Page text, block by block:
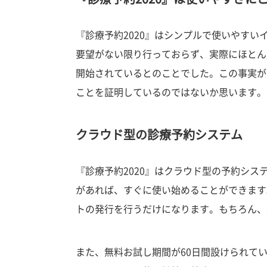
『診療予約2020』はシンプルで使いやす
要望がない限り行っておらず、実際にほと
開始されているとのことでした。この事実
ことを証明しているのではないか思います。
クラウド型の診療予約システム
『診療予約2020』はクラウド型の予約シ
があれば、すぐに使い始めることができま
トの発行を行うだけになります。もちろん
また、無料お試し期間が60日間設けられて